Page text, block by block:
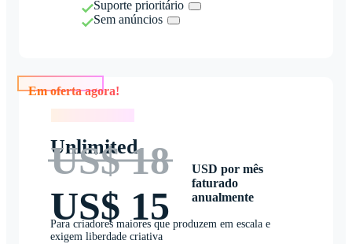
Suporte prioritário
Sem anúncios
Unlimited
US$ 18
US$ 15
USD por mês
faturado
anualmente
Para criadores maiores que produzem em escala e
exigem liberdade criativa